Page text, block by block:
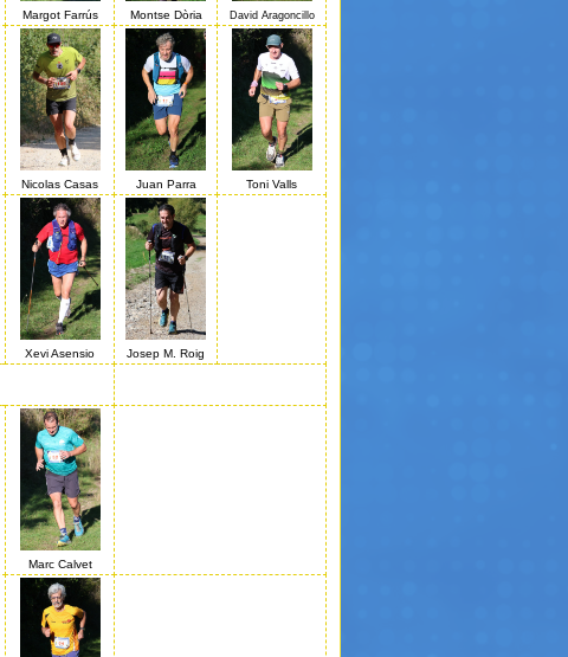
Margot Farrús Montse Dòria David Aragoncillo
Nicolas Casas Juan Parra Toni Valls
Xevi Asensio Josep M. Roig
Marc Calvet